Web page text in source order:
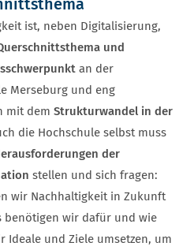
ist, neben Digitalisierung,
und
an der
Merseburg und eng
mit dem Strukturwandel in der
die Hochschule selbst muss
der
stellen und sich fragen:
wir Nachhaltigkeit in Zukunft
benötigen wir dafür und wie
Ideale und Ziele umsetzen, um